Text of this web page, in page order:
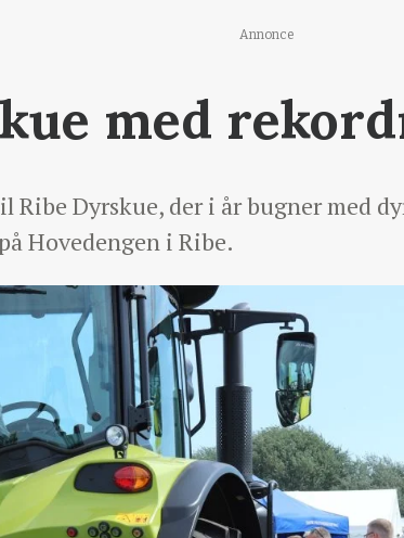
Annonce
med
Ribe Dyrskue, der i år bugner med
Hovedengen i Ribe.